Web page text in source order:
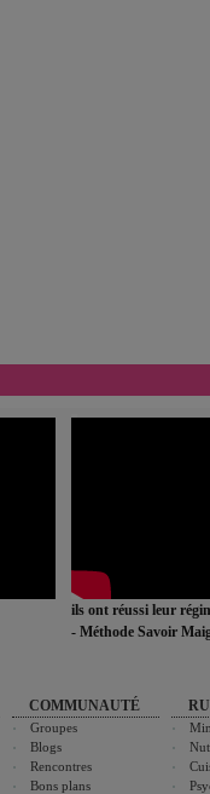
ils ont réussi leur
- Méthode Savoir
COMMUNAUTÉ
Groupes
Blogs
Rencontres
Bons plans